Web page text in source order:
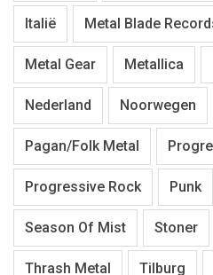
Italië Metal Blade
Metal Gear Metallica
Nederland Noorwegen
Pagan/Folk Metal
Progressive Rock Punk
Season Of Mist Stoner
Thrash Metal Tilburg